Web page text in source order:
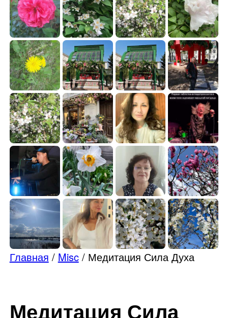
Главная / Misc/ Медитация Сила Духа
Медитация Сила